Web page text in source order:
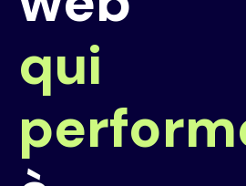
qui